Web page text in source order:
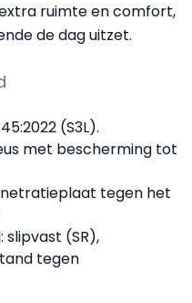
ruimte en comfort,
de dag uitzet.
(S3L).
met bescherming tot
tegen het
slipvast (SR),
tegen